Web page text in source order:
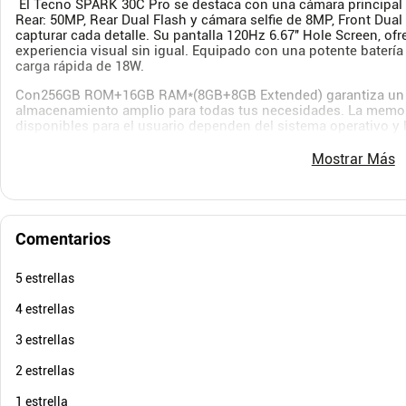
El Tecno SPARK 30C Pro se destaca con una cámara principal
Rear: 50MP, Rear Dual Flash y cámara selfie de 8MP, Front
capturar cada detalle. Su pantalla 120Hz 6.67'' Hole Screen,
experiencia visual sin igual. Equipado con una potente batería
carga rápida de 18W.
Con256GB ROM+16GB RAM*(8GB+8GB Extended) garantiza un
almacenamiento amplio para todas tus necesidades. La
disponibles para el usuario dependen del sistema operativo y
de La batería está en horas aproximadas y dependerá del uso
Características
Procesador: G81 Octa-core
Dimensión
Visualización
Resolución: 720*16000
Front: 8MP, Front Dual Flash
Mostrar Más
Comentarios
5 estrellas
4 estrellas
3 estrellas
2 estrellas
1 estrella